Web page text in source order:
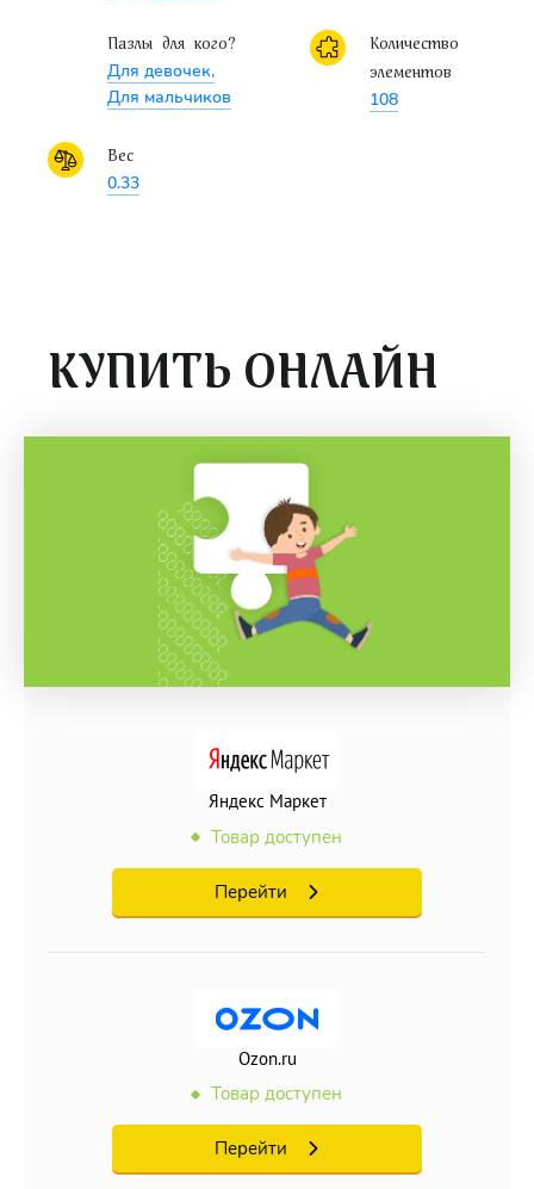
Пазлы для кого?
Для девочек,
Для мальчиков
Количество
элементов
108
Вес
0.33
КУПИТЬ ОНЛАЙН
Яндекс Маркет
Товар доступен
Перейти
Ozon.ru
Товар доступен
Перейти